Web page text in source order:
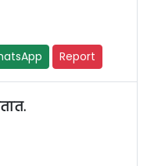
Report